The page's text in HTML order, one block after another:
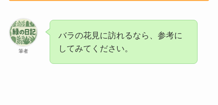
筆者
バラの花見に訪れるなら、参考に
してみてください。